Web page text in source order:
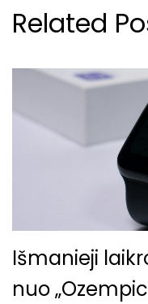
Related
Išmanieji
nuo